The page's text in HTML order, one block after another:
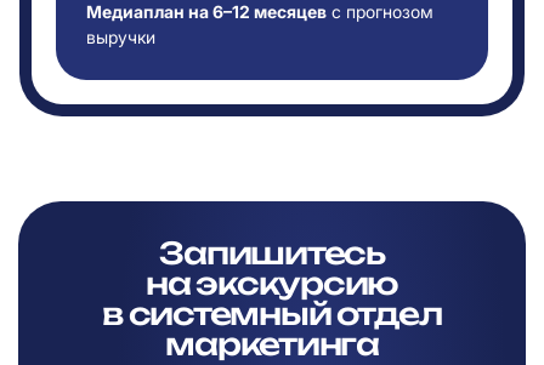
Медиаплан на 6–12 месяцев с прогнозом
выручки
Запишитесь
наэкскурсию
всистемный отдел
маркетинга